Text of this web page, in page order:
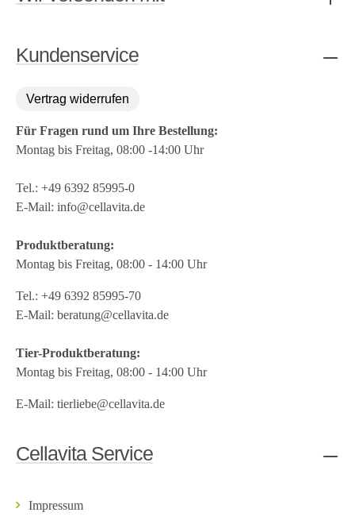
Kundenservice
Vertrag widerrufen
Für Fragen rund um Ihre Bestellung:
Montag bis Freitag, 08:00 -14:00 Uhr
Tel.: +49 6392 85995-0
E-Mail: info@cellavita.de
Produktberatung:
Montag bis Freitag, 08:00 - 14:00 Uhr
Tel.: +49 6392 85995-70
E-Mail: beratung@cellavita.de
Tier-Produktberatung:
Montag bis Freitag, 08:00 - 14:00 Uhr
E-Mail: tierliebe@cellavita.de
Cellavita Service
Impressum